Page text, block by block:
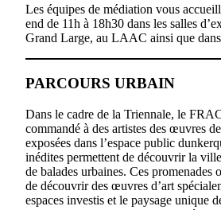
Les équipes de médiation vous
end de 11h à 18h30 dans les salles
Grand Large, au LAAC ainsi que
PARCOURS URBAIN
Dans le cadre de la Triennale, le
commandé à des artistes des œuvres
exposées dans l’espace public
inédites permettent de découvrir la
de balades urbaines. Ces promenades
de découvrir des œuvres d’art
espaces investis et le paysage unique